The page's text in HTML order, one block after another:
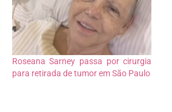
Roseana Sarney passa por cirurgia
para retirada de tumor em São Paulo